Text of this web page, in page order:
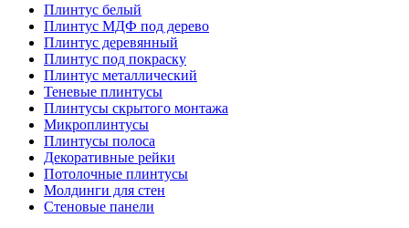
Плинтус белый
Плинтус МДФ под дерево
Плинтус деревянный
Плинтус под покраску
Плинтус металлический
Теневые плинтусы
Плинтусы скрытого монтажа
Микроплинтусы
Плинтусы полоса
Декоративные рейки
Потолочные плинтусы
Молдинги для стен
Стеновые панели